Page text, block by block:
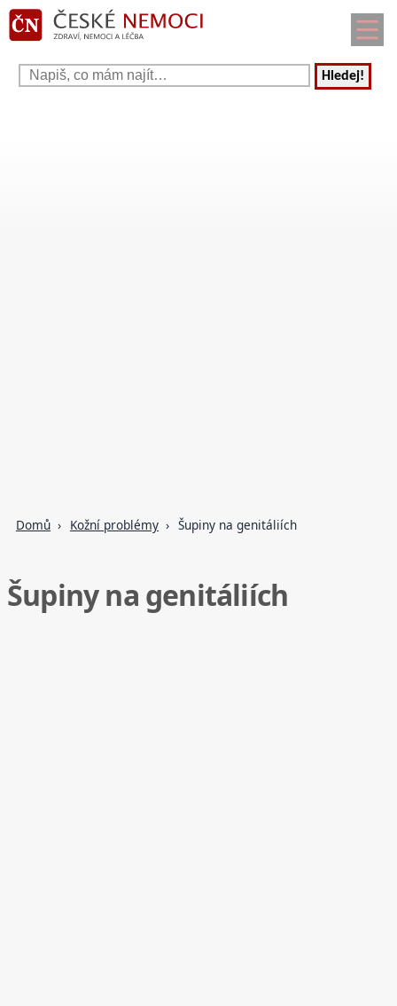
Hledej!
Domů Kožní problémy Šupiny na genitáliích
Šupiny na genitáliích